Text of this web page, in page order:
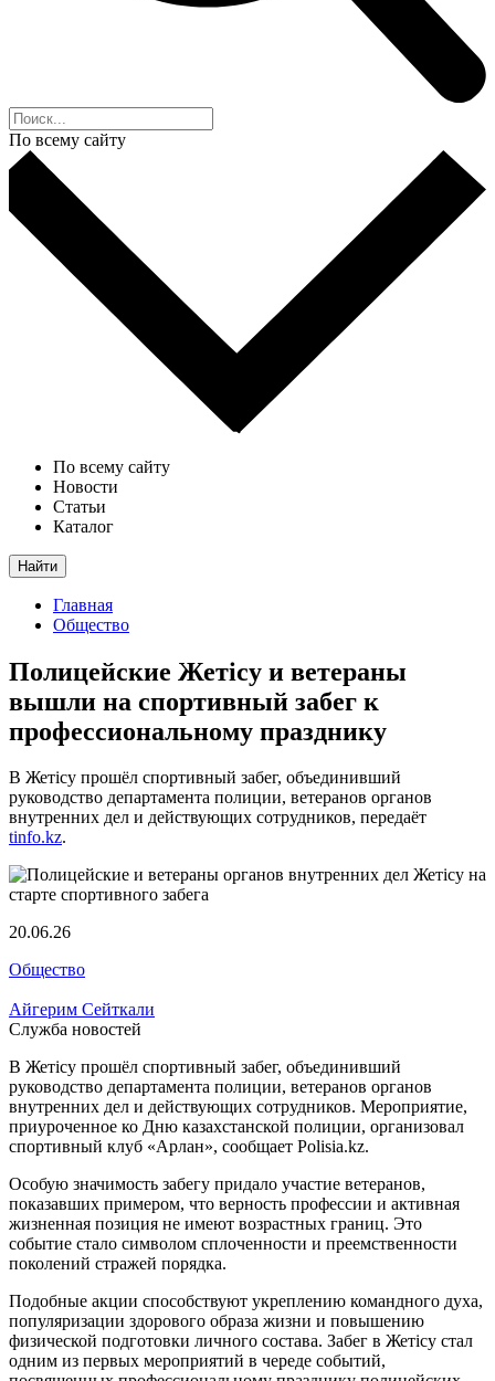
По всему сайту
По всему сайту
Новости
Статьи
Каталог
Найти
Главная
Общество
Полицейские Жетісу и ветераны
вышли на спортивный забег к
профессиональному празднику
В Жетісу прошёл спортивный забег, объединивший
руководство департамента полиции, ветеранов органов
внутренних дел и действующих сотрудников, передаёт
tinfo.kz.
20.06.26
Общество
Айгерим Сейткали
Служба новостей
В Жетісу прошёл спортивный забег, объединивший
руководство департамента полиции, ветеранов органов
внутренних дел и действующих сотрудников. Мероприятие,
приуроченное ко Дню казахстанской полиции, организовал
спортивный клуб «Арлан», сообщает Polisia.kz.
Особую значимость забегу придало участие ветеранов,
показавших примером, что верность профессии и активная
жизненная позиция не имеют возрастных границ. Это
событие стало символом сплоченности и преемственности
поколений стражей порядка.
Подобные акции способствуют укреплению командного духа,
популяризации здорового образа жизни и повышению
физической подготовки личного состава. Забег в Жетісу стал
одним из первых мероприятий в череде событий,